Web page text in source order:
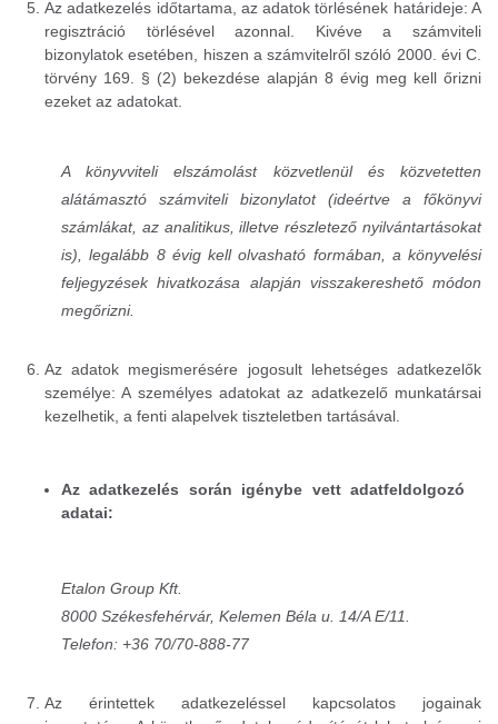
Az adatkezelés időtartama, az adatok törlésének határideje: A
regisztráció törlésével azonnal. Kivéve a számviteli
bizonylatok esetében, hiszen a számvitelről szóló 2000. évi C.
törvény 169. § (2) bekezdése alapján 8 évig meg kell őrizni
ezeket az adatokat.
A könyvviteli elszámolást közvetlenül és közvetetten
alátámasztó számviteli bizonylatot (ideértve a főkönyvi
számlákat, az analitikus, illetve részletező nyilvántartásokat
is), legalább 8 évig kell olvasható formában, a könyvelési
feljegyzések hivatkozása alapján visszakereshető módon
megőrizni.
Az adatok megismerésére jogosult lehetséges adatkezelők
személye: A személyes adatokat az adatkezelő munkatársai
kezelhetik, a fenti alapelvek tiszteletben tartásával.
Az adatkezelés során igénybe vett adatfeldolgozó
adatai:
Etalon Group Kft.
8000 Székesfehérvár, Kelemen Béla u. 14/A E/11
Telefon: +36 70/70-888-77
Az érintettek adatkezeléssel kapcsolatos jogainak